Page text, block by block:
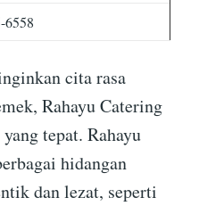
6558
cita rasa
Rahayu Catering
tepat. Rahayu
hidangan
dan lezat, seperti